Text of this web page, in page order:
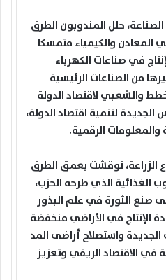
حلل المندوبون الطرق
المعادن والكيمياء متمسكا
في صناعات الكهرباء
من الصناعات الرئيسية
والشعبي لاقتصاد الدولة
لتنمية اقتصاد الدولة،
الرقمية.
الزراعة، نوقشت بعمق الطرق
الغذائية الذي طرحه الحزب،
صنع الثورة في علم البذور
الإنتاج في الأراضي منخفضة
الجديدة واستصلاح أراضى المد
الاقتصاد الريفي وتعزيز